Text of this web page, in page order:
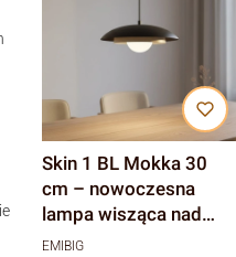
Skin 1 BL Mokka 30
cm – nowoczesna
lampa wisząca nad
stół
EMIBIG